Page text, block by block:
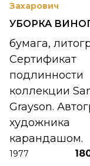
Захарович
УБОРКА
бумага,
Сертификат
подлинности
коллекции
Grayson.
художника
карандашом.
1977